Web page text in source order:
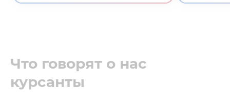
Что говорят о нас
курсанты